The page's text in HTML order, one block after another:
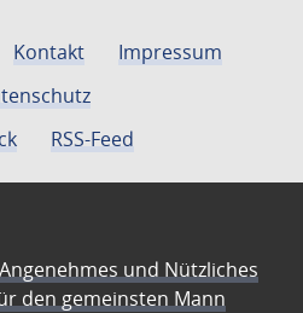
Kontakt
Impressum
RSS-Feed
und Nützliches
den gemeinsten Mann